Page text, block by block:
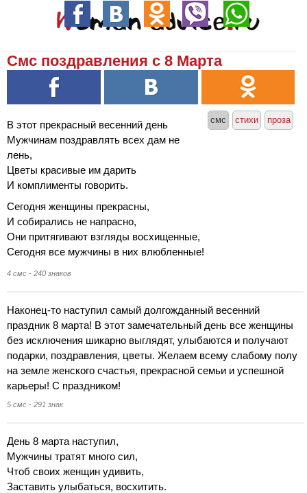
Смс поздравления с 8 Марта
смс стихи проза
В этот прекрасный весенний день
Мужчинам поздравлять всех дам не
лень,
Цветы красивые им дарить
И комплименты говорить.
Сегодня женщины прекрасны,
И собирались не напрасно,
Они притягивают взгляды восхищенные,
Сегодня все мужчины в них влюбленные!
4 смс - 240 знаков
Наконец-то наступил самый долгожданный весенний
праздник 8 марта! В этот замечательный день все женщины
без исключения шикарно выглядят, улыбаются и получают
подарки, поздравления, цветы. Желаем всему слабому полу
на земле женского счастья, прекрасной семьи и успешной
карьеры! С праздником!
5 смс - 291 знак
День 8 марта наступил,
Мужчины тратят много сил,
Чтоб своих женщин удивить,
Заставить улыбаться, восхитить.